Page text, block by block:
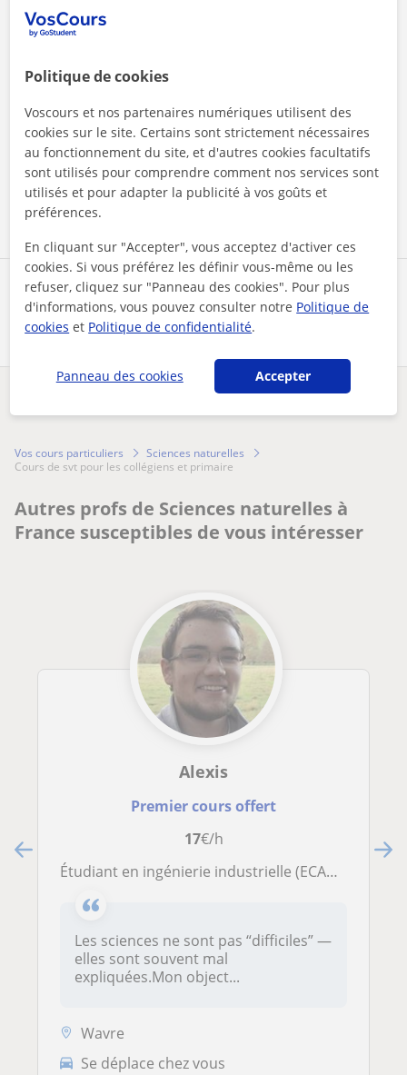
Partagez ce professeur
En cliquant sur l'un des deux boutons, vous acceptez nos
Contacter maintenant
Vos cours particuliers
Sciences naturelles
cours de svt pour les collégiens et primaire
Autres profs de Sciences naturelles à
France susceptibles de vous intéresser
Alexis
Premier cours offert
17€/h
Étudiant en ingénierie industrielle (ECAM, 2BA) propose cours de sciences
Les sciences ne sont pas “difficiles” —
elles sont souvent mal
expliquées.Mon object...
Wavre
Se déplace chez vous
Politique de cookies
Voscours et nos partenaires numériques utilisent des
cookies sur le site. Certains sont strictement nécessaires
au fonctionnement du site, et d'autres cookies facultatifs
sont utilisés pour comprendre comment nos services sont
utilisés et pour adapter la publicité à vos goûts et
préférences.
En cliquant sur "Accepter", vous acceptez d'activer ces
cookies. Si vous préférez les définir vous-même ou les
refuser, cliquez sur "Panneau des cookies". Pour plus
d'informations, vous pouvez consulter notre Politique de
cookies et Politique de confidentialité.
Panneau des cookies Accepter